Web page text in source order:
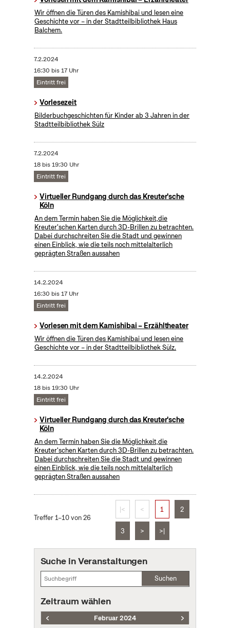
Wir öffnen die Türen des Kamishibai und lesen eine
Geschichte vor – in der Stadtteilbibliothek Haus
Balchem.
7.2.2024
16:30 bis 17 Uhr
Eintritt frei
Vorlesezeit
Bilderbuchgeschichten für Kinder ab 3 Jahren in der
Stadtteilbibliothek Sülz
7.2.2024
18 bis 19:30 Uhr
Eintritt frei
Virtueller Rundgang durch das Kreuter'sche
Köln
An dem Termin haben Sie die Möglichkeit,die
Kreuter'schen Karten durch 3D-Brillen zu betrachten.
Dabei durchschreiten Sie die Stadt und gewinnen
einen Einblick, wie die teils noch mittelalterlich
geprägten Straßen aussahen
14.2.2024
16:30 bis 17 Uhr
Eintritt frei
Vorlesen mit dem Kamishibai – Erzähltheater
Wir öffnen die Türen des Kamishibai und lesen eine
Geschichte vor – in der Stadtteilbibliothek Sülz.
14.2.2024
18 bis 19:30 Uhr
Eintritt frei
Virtueller Rundgang durch das Kreuter'sche
Köln
An dem Termin haben Sie die Möglichkeit,die
Kreuter'schen Karten durch 3D-Brillen zu betrachten.
Dabei durchschreiten Sie die Stadt und gewinnen
einen Einblick, wie die teils noch mittelalterlich
geprägten Straßen aussahen
Treffer 1–10 von 26
|< < 1 2
3 > >|
Suche in Veranstaltungen
Suchen
Zeitraum wählen
Februar 2024